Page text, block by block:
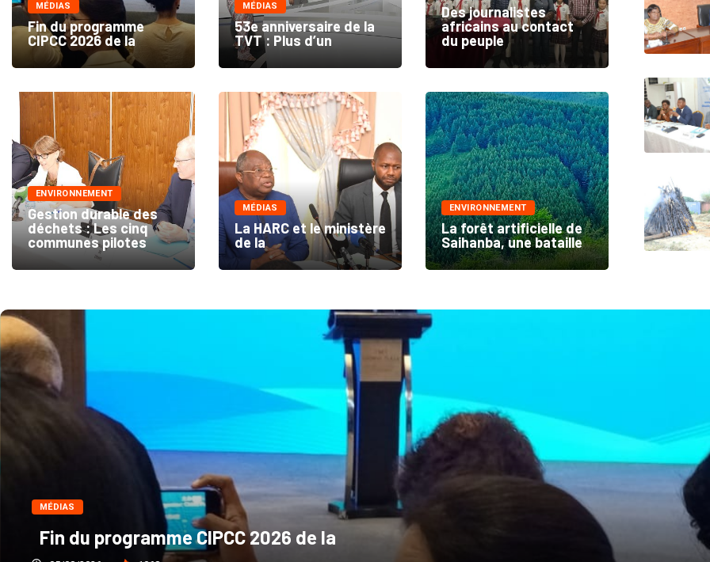
MÉDIAS
Fin du programme
CIPCC 2026 de la
MÉDIAS
53e anniversaire de la
TVT : Plus d’un
Des journalistes
africains au contact
du peuple
ENVIRONNEMENT
Gestion durable des
déchets : Les cinq
communes pilotes
MÉDIAS
La HARC et le ministère
de la
ENVIRONNEMENT
La forêt artificielle de
Saihanba, une bataille
MÉDIAS
Fin du programme CIPCC 2026 de la